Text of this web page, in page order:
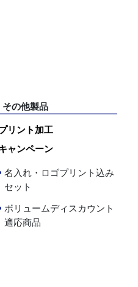
その他製品
リント加工
ャンペーン
名入れ・ロゴプリント込み
セット
ボリュームディスカウント
適応商品